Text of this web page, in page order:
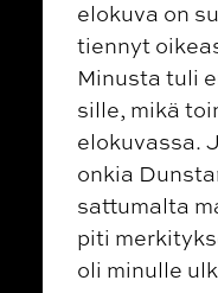
elokuva on
tiennyt
Minusta tuli
sille, mikä
elokuvassa.
onkia
sattumalta
piti
oli minulle